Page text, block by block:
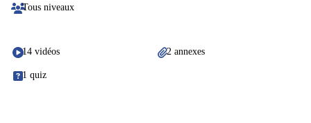
Tous niveaux
14 vidéos 2 annexes
1 quiz